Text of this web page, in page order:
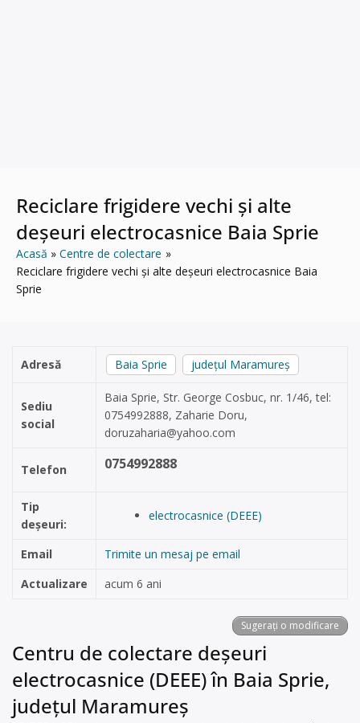
Reciclare frigidere vechi și alte
deșeuri electrocasnice Baia Sprie
Acasă
Centre de colectare
Reciclare frigidere vechi și alte deșeuri electrocasnice Baia
Sprie
Adresă Baia Sprie județul Maramureș
Sediu
social
Baia Sprie, Str. George Cosbuc, nr. 1/46, tel:
0754992888, Zaharie Doru,
doruzaharia@yahoo.com
Telefon 0754992888
Tip
deșeuri:
electrocasnice (DEEE)
Email
Trimite un mesaj pe email
Actualizare
acum 6 ani
Sugerați o modificare
Centru de colectare deșeuri
electrocasnice (DEEE) în Baia Sprie,
județul Maramureș